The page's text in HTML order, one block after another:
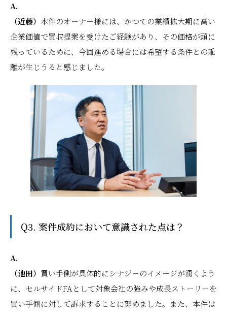
A.
（近藤） 本件のオーナー様には、かつての業績拡大期に高い
企業価値で買収提案を受けたご経験があり、その価格が頭に
残っているために、今回進める場合には希望する条件との乖
離が生じうると感じました。
Q3. 案件成約において意識された点は？
A.
（池田） 買い手側が具体的にシナジーのイメージが湧くよう
に、セルサイドFAとして対象会社の強みや成長ストーリーを
買い手側に対して訴求することに努めました。また、本件は